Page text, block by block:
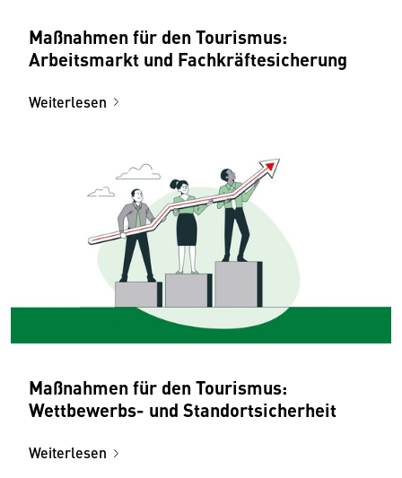
Maßnahmen für den Tourismus:
Arbeitsmarkt und Fachkräftesicherung
Weiterlesen
Maßnahmen für den Tourismus:
Wettbewerbs- und Standortsicherheit
Weiterlesen